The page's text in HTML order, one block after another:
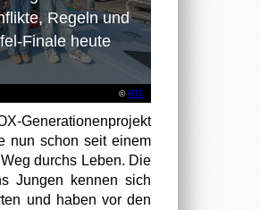
©RTL
Regeln und
Finale heute
nun schon seit einem
durchs Leben. Die
Jungen kennen sich
und haben vor den